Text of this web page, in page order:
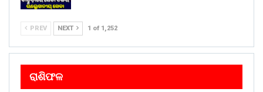
PREV NEXT 1 of 1,252
ରାଶିଫଳ